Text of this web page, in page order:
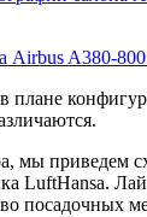
Airbus A380-
плане
мы приведем
LuftHansa.
посадочных